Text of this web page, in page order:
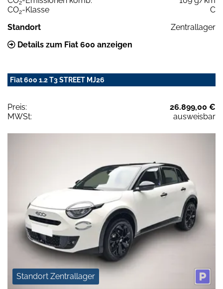
2
CO2-Klasse
C
Standort
Zentrallager
Details zum Fiat 600 anzeigen
Fiat 600 1.2 T3 STREET MJ26
Preis:
26.899,00 €
MWSt:
ausweisbar
Standort Zentrallager